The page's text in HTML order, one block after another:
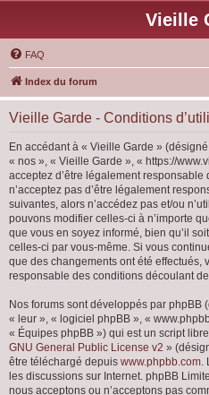
Vieille
FAQ
Index du forum
Vieille Garde - Conditions
En accédant à « Vieille Garde »
« nos », « Vieille Garde », « https://
acceptez d’être légalement
n’acceptez pas d’être légalement
suivantes, alors n’accédez pas et/ou
pouvons modifier celles-ci à n’importe
que vous en soyez informé, bien qu’il
celles-ci par vous-même. Si vous
que des changements ont été effectués,
responsable des conditions découlant
Nos forums sont développés par phpBB
« leur », « logiciel phpBB », «
« Équipes phpBB ») qui est un script
GNU General Public License v2 »
être téléchargé depuis www.phpbb.com.
les discussions sur Internet. phpBB
nous acceptons ou n’acceptons pas